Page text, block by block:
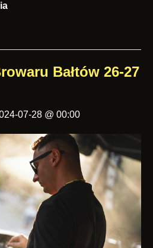
Bałtów 26-27
07-28 @ 00:00